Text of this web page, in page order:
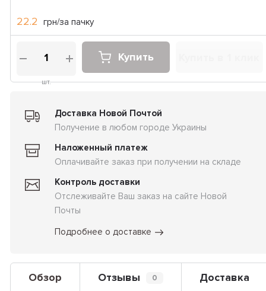
22.2 грн/за пачку
шт.
Купить
Доставка Новой Почтой
Получение в любом городе Украины
Наложенный платеж
Оплачивайте заказ при получении на складе
Контроль доставки
Отслеживайте Ваш заказ на сайте Новой
Почты
Подробнее о доставке
Обзор Отзывы 0 Доставка